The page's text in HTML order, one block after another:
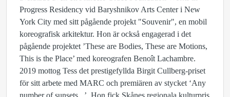
Progress Residency vid Baryshnikov Arts Center i New
York City med sitt pågående projekt "Souvenir", en mobil
koreografisk arkitektur. Hon är också engagerad i det
pågående projektet ’These are Bodies, These are Motions,
This is the Place’ med koreografen Benoît Lachambre.
2019 mottog Tess det prestigefyllda Birgit Cullberg-priset
för sitt arbete med MARC och premiären av stycket ‘Any
number of sunsets...’. Hon fick Skånes regionala kulturpris